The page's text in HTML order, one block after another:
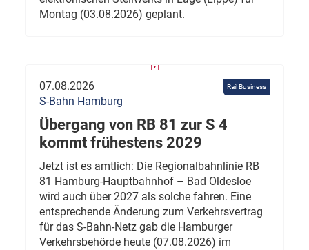
Montag (03.08.2026) geplant.
Rail Business
07.08.2026
S-Bahn Hamburg
Übergang von RB 81 zur S 4
kommt frühestens 2029
Jetzt ist es amtlich: Die Regionalbahnlinie RB
81 Hamburg-Hauptbahnhof – Bad Oldesloe
wird auch über 2027 als solche fahren. Eine
entsprechende Änderung zum Verkehrsvertrag
für das S-Bahn-Netz gab die Hamburger
Verkehrsbehörde heute (07.08.2026) im